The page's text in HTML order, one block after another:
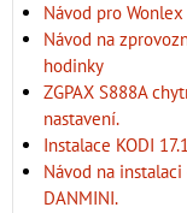
Návod pro
Návod na
hodinky
ZGPAX S888A
nastavení.
Instalace KODI
Návod na
DANMINI.